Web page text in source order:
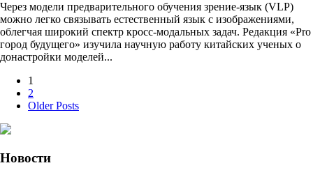
Через модели предварительного обучения зрение-язык (VLP)
можно легко связывать естественный язык с изображениями,
облегчая широкий спектр кросс-модальных задач. Редакция «Pro
город будущего» изучила научную работу китайских ученых о
донастройки моделей...
Пагинация
записей
1
2
Older Posts
Новости